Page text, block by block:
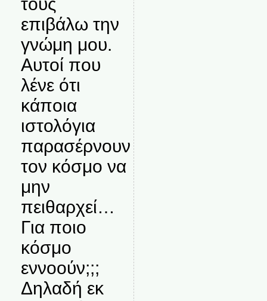
επιβάλω την
γνώμη μου.
Αυτοί που
λένε ότι
κάποια
ιστολόγια
παρασέρνουν
τον κόσμο να
μην
πειθαρχεί…
Για ποιο
κόσμο
εννοούν;;;
Δηλαδή εκ